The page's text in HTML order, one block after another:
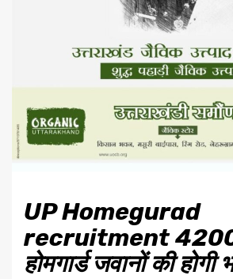
UP Homegurad
recruitment
होमगार्ड जवानों की होगी